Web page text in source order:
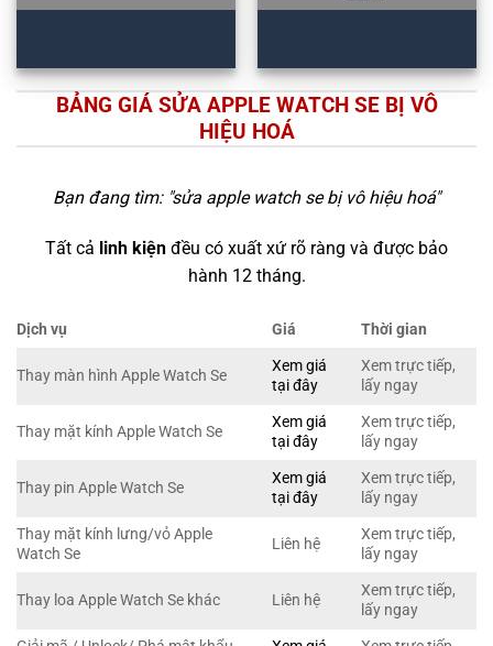
BẢNG GIÁ SỬA APPLE WATCH SE BỊ VÔ
HIỆU HOÁ
Bạn đang tìm: "sửa apple watch se bị vô hiệu hoá"
Tất cả linh kiện đều có xuất xứ rõ ràng và được bảo
hành 12 tháng.
Dịch vụ Giá Thời gian
Thay màn hình Apple Watch Se
Xem giá
tại đây
Xem trực tiếp,
lấy ngay
Thay mặt kính Apple Watch Se
Xem giá
tại đây
Xem trực tiếp,
lấy ngay
Thay pin Apple Watch Se
Xem giá
tại đây
Xem trực tiếp,
lấy ngay
Thay mặt kính lưng/vỏ Apple
Watch Se
Liên hệ
Xem trực tiếp,
lấy ngay
Thay loa Apple Watch Se khác Liên hệ
Xem trực tiếp,
lấy ngay